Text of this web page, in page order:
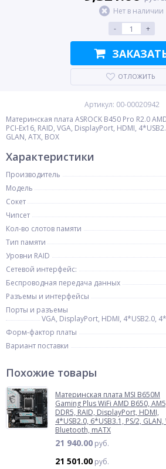
Нет в наличии
-
+
ОТЛОЖИТЬ
Артикул: 00-00020942
Материнская плата ASROCK B450 Pro R2.0
PCI-Ex16, RAID, VGA, DisplayPort, HDMI,
GLAN, ATX, BOX
Характеристики
Производитель
Модель
Сокет
Чипсет
Кол-во слотов памяти
Тип памяти
Уровни RAID
Сетевой интерфейс:
Беспроводная передача данных
Разъемы и интерфейсы
Порты и разъемы
VGA, DisplayPort, HDMI, 4*USB2.0,
Форм-фактор платы
Вариант поставки
Похожие товары
Материнская плата MSI B650M
Gaming Plus WiFi AMD B650,
DDR5, RAID, DisplayPort, HDMI,
4*USB2.0, 6*USB3.1, PS/2, GLAN,
Bluetooth, mATX
21 940.00 руб.
21 501.00 руб.